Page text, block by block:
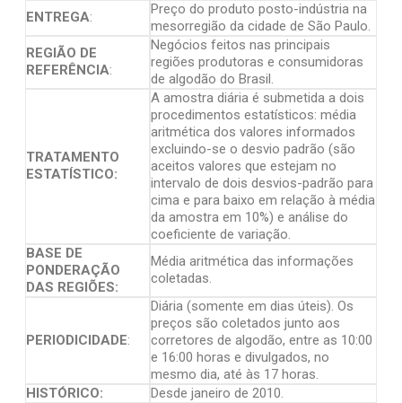
ENTREGA:
Preço do produto posto-indústria na
mesorregião da cidade de São Paulo.
REGIÃO DE
REFERÊNCIA:
Negócios feitos nas principais
regiões produtoras e consumidoras
de algodão do Brasil.
TRATAMENTO
ESTATÍSTICO:
A amostra diária é submetida a dois
procedimentos estatísticos: média
aritmética dos valores informados
excluindo-se o desvio padrão (são
aceitos valores que estejam no
intervalo de dois desvios-padrão para
cima e para baixo em relação à média
da amostra em 10%) e análise do
coeficiente de variação.
BASE DE
PONDERAÇÃO
DAS REGIÕES:
Média aritmética das informações
coletadas.
PERIODICIDADE:
Diária (somente em dias úteis). Os
preços são coletados junto aos
corretores de algodão, entre as 10:00
e 16:00 horas e divulgados, no
mesmo dia, até às 17 horas.
HISTÓRICO:
Desde janeiro de 2010.